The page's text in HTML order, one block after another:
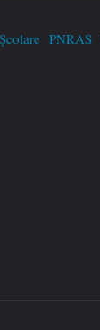
PNRAS